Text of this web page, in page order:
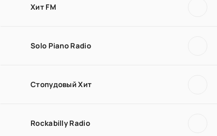
Хит FM
Solo Piano Radio
Стопудовый Хит
Rockabilly Radio